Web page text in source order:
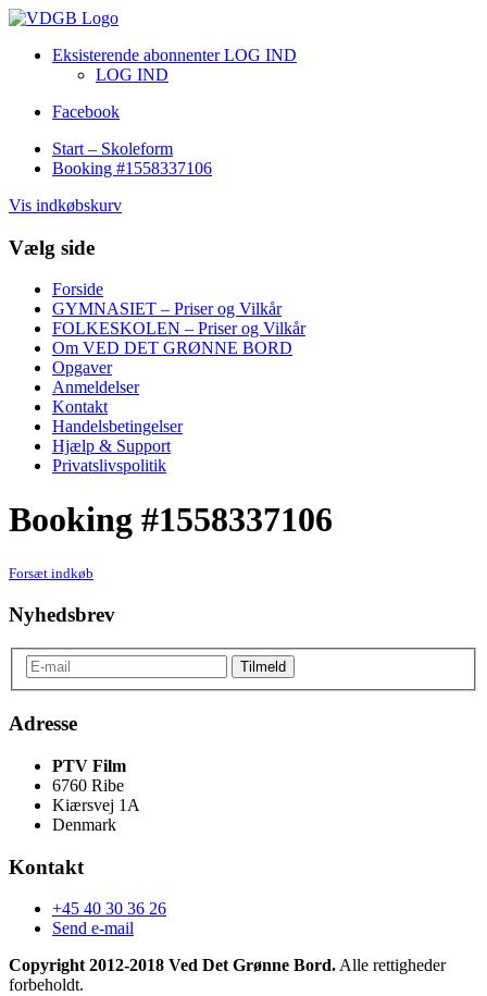
Eksisterende abonnenter LOG IND
LOG IND
Facebook
Start – Skoleform
Booking #1558337106
Vis indkøbskurv
Vælg side
Forside
GYMNASIET – Priser og Vilkår
FOLKESKOLEN – Priser og Vilkår
Om VED DET GRØNNE BORD
Opgaver
Anmeldelser
Kontakt
Handelsbetingelser
Hjælp & Support
Privatslivspolitik
Booking #1558337106
Forsæt indkøb
Nyhedsbrev
Adresse
PTV Film
6760 Ribe
Kiærsvej 1A
Denmark
Kontakt
+45 40 30 36 26
Send e-mail
Copyright 2012-2018 Ved Det Grønne Bord. Alle rettigheder
forbeholdt.